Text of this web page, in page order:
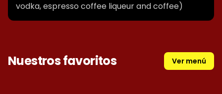
vodka, espresso coffee liqueur and coffee)
Nuestros favoritos
Ver menú